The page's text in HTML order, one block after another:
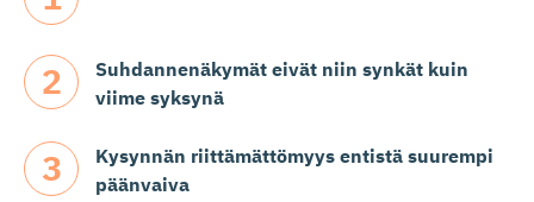
Suhdannenäkymät eivät niin synkät kuin
viime syksynä
Kysynnän riittämättömyys entistä suurempi
päänvaiva